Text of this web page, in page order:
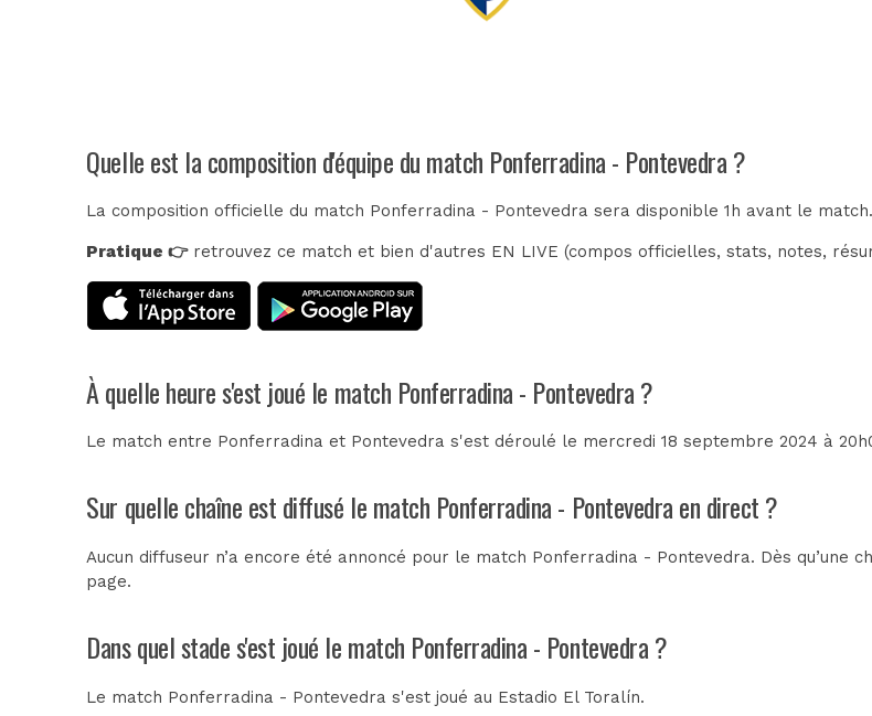
Quelle est la composition d'équipe du match Ponferradina - Pontevedra ?
La composition officielle du match Ponferradina - Pontevedra sera disponible 1h avant le match.
Pratique 👉retrouvez ce match et bien d'autres EN LIVE (compos officielles, stats, notes,
À quelle heure s'est joué le match Ponferradina - Pontevedra ?
Le match entre Ponferradina et Pontevedra s'est déroulé le mercredi 18 septembre 2024 à
Sur quelle chaîne est diffusé le match Ponferradina - Pontevedra en direct ?
Aucun diffuseur n’a encore été annoncé pour le match Ponferradina - Pontevedra. Dès qu’une
page.
Dans quel stade s'est joué le match Ponferradina - Pontevedra ?
Le match Ponferradina - Pontevedra s'est joué au Estadio El Toralín.